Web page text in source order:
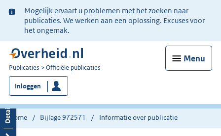
Ter
informatie:
Mogelijk ervaart u problemen met het zoeken naar
publicaties. We werken aan een oplossing. Excuses voor
het ongemak.
Menu
U
bent
nu
hier:
Publicaties Officiële publicaties
Inloggen
Home Bijlage 972571 Informatie over publicatie